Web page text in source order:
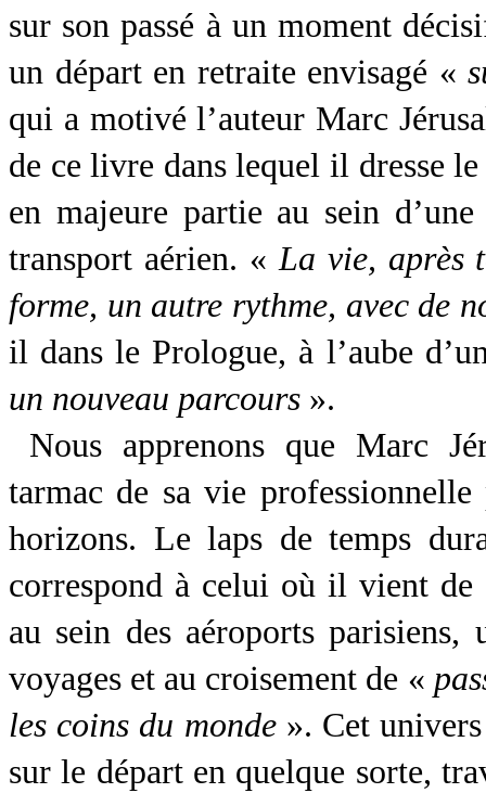
sur son passé à un moment
un départ en retraite envisagé «
qui a motivé l’auteur Marc
de ce livre dans lequel il dresse
en majeure partie au sein
transport aérien. «La vie, après
forme, un autre rythme, avec de
il dans le Prologue, à l’aube
un nouveau parcours ».
Nous apprenons que Marc
tarmac de sa vie professionnelle
horizons. Le laps de temps
correspond à celui où il vient
au sein des aéroports parisiens,
voyages et au croisement de «
les coins du monde». Cet
sur le départ en quelque sorte,